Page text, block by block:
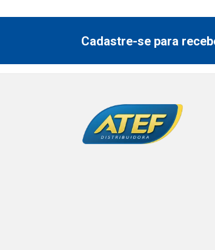
Cadastre-se para